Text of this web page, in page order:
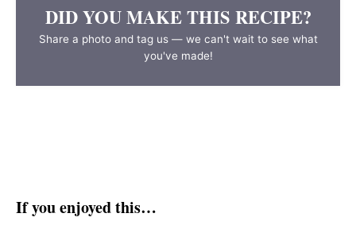
DID YOU MAKE THIS RECIPE?
Share a photo and tag us — we can't wait to see what
you've made!
If you enjoyed this…